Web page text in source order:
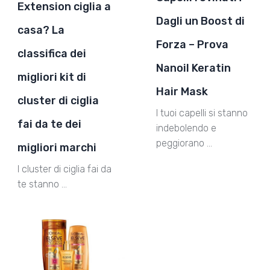
Extension ciglia a
casa? La
classifica dei
migliori kit di
cluster di ciglia
fai da te dei
migliori marchi
I cluster di ciglia fai da
te stanno …
Dagli un Boost di
Forza – Prova
Nanoil Keratin
Hair Mask
I tuoi capelli si stanno
indebolendo e
peggiorano …